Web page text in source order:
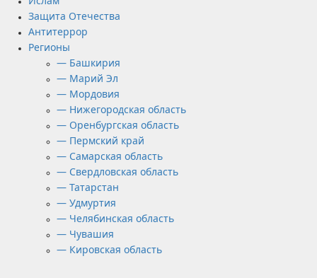
Защита Отечества
Антитеррор
Регионы
— Башкирия
— Марий Эл
— Мордовия
— Нижегородская область
— Оренбургская область
— Пермский край
— Самарская область
— Свердловская область
— Татарстан
— Удмуртия
— Челябинская область
— Чувашия
— Кировская область